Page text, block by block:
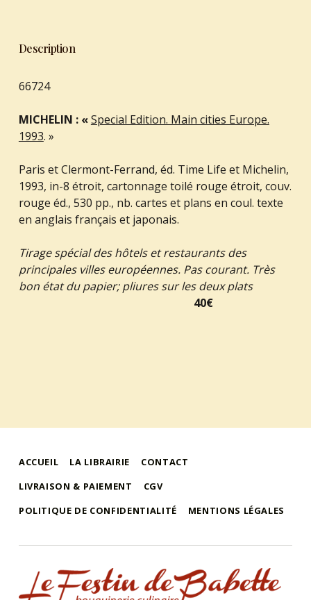
Description
66724
MICHELIN : «Special Edition. Main cities Europe.
1993. »
Paris et Clermont-Ferrand, éd. Time Life et Michelin,
1993, in-8 étroit, cartonnage toilé rouge étroit, couv.
rouge éd., 530 pp., nb. cartes et plans en coul. texte
en anglais français et japonais.
Tirage spécial des hôtels et restaurants des
principales villes européennes. Pas courant. Très
bon état du papier; pliures sur les deux plats
40€
ACCUEIL LA LIBRAIRIE
CONTACT
LIVRAISON & PAIEMENT
CGV
POLITIQUE DE CONFIDENTIALITÉ
MENTIONS LÉGALES
le festin de babette
"LE FESTIN DE BABETTE" – BOUQUINERIE GASTRONOMIQUE